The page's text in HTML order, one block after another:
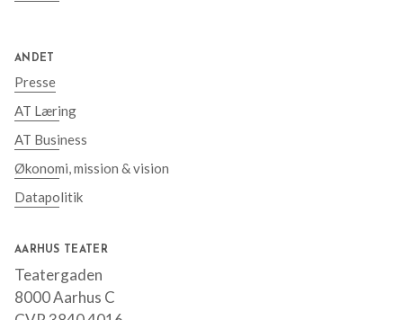
ANDET
Presse
AT Læring
AT Business
Økonomi, mission & vision
Datapolitik
AARHUS TEATER
Teatergaden
8000 Aarhus C